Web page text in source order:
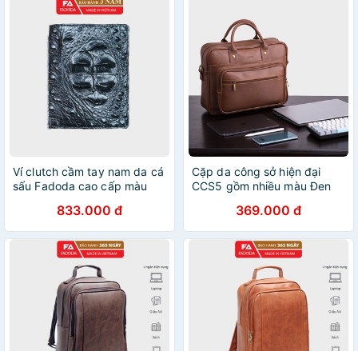
Ví clutch cầm tay nam da cá
sấu Fadoda cao cấp màu
833.000 đ
Cặp da công sở hiện đại
CCS5 gồm nhiều màu Đen
369.000 đ